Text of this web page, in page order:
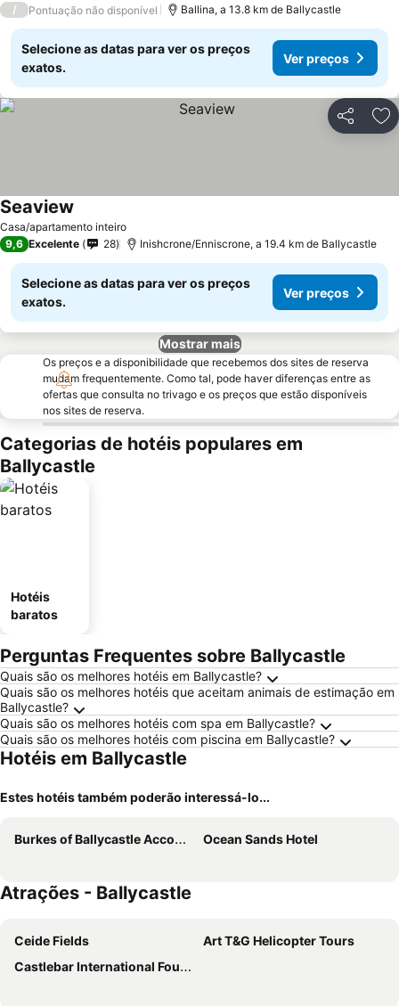
/ Pontuação não disponível Ballina, a 13.8 km de Ballycastle
Selecione as datas para ver os preços
exatos.
Ver preços
Partilhar
Casa/apartamento inteiro
Seaview
9,6 Excelente 28 Inishcrone/Enniscrone, a 19.4 km de Ballycastle
Selecione as datas para ver os preços
exatos.
Ver preços
Mostrar mais
Os preços e a disponibilidade que recebemos dos sites de reserva
mudam frequentemente. Como tal, pode haver diferenças entre as
ofertas que consulta no trivago e os preços que estão disponíveis
nos sites de reserva.
Categorias de hotéis populares em
Ballycastle
Hotéis
baratos
Perguntas Frequentes sobre Ballycastle
Quais são os melhores hotéis em Ballycastle?
Quais são os melhores hotéis que aceitam animais de estimação em
Ballycastle?
Quais são os melhores hotéis com spa em Ballycastle?
Quais são os melhores hotéis com piscina em Ballycastle?
Hotéis em Ballycastle
Estes hotéis também poderão interessá-lo...
Burkes of Ballycastle Accommodation Ocean Sands Hotel
Atrações - Ballycastle
Ceide Fields
Art T&G Helicopter Tours
Castlebar International Four Days Walks